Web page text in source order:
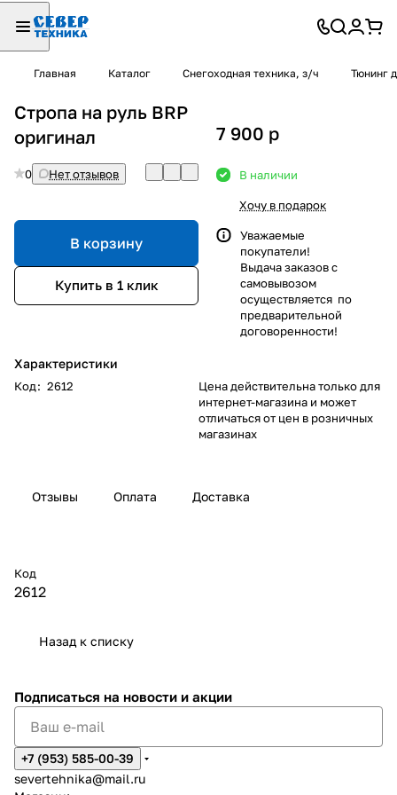
Главная Каталог Снегоходная техника, з/ч Тюнинг
Стропа на руль BRP
оригинал
0 Нет отзывов
В корзину
Купить в 1 клик
Характеристики
Код: 2612
7 900 p
В наличии
Хочу в подарок
Уважаемые
покупатели!
Выдача заказов с
самовывозом
осуществляется по
предварительной
договоренности!
Цена действительна только для
интернет-магазина и может
отличаться от цен в розничных
магазинах
Отзывы Оплата Доставка
Код
2612
Назад к списку
Подписаться на новости и акции
+7 (953) 585-00-39
severtehnika@mail.ru